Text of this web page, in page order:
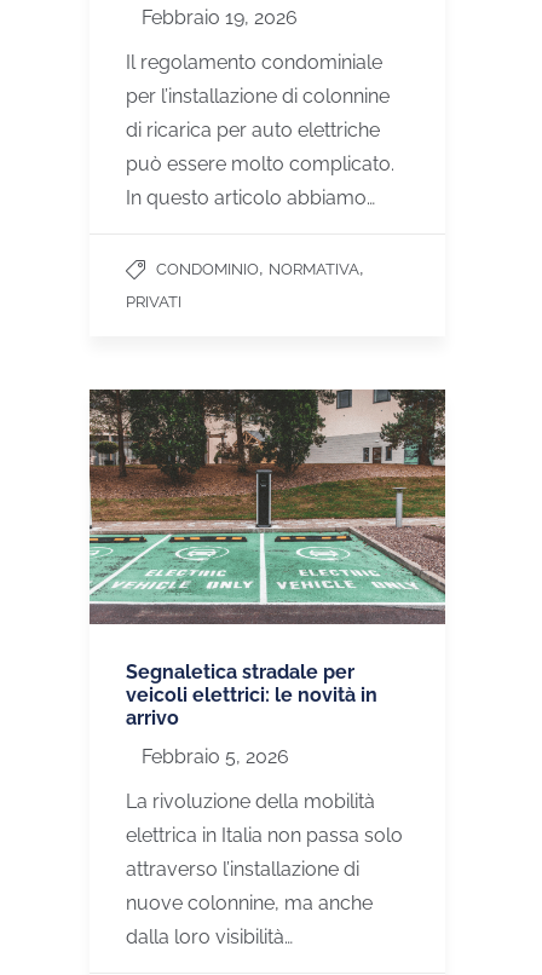
Febbraio 19, 2026
Il regolamento condominiale
per l’installazione di colonnine
di ricarica per auto elettriche
può essere molto complicato.
In questo articolo abbiamo…
CONDOMINIO, NORMATIVA,
PRIVATI
Segnaletica stradale per
veicoli elettrici: le novità in
arrivo
Febbraio 5, 2026
La rivoluzione della mobilità
elettrica in Italia non passa solo
attraverso l’installazione di
nuove colonnine, ma anche
dalla loro visibilità…